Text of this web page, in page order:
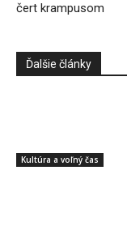
čert krampusom
Ďalšie články
Kultúra a voľný čas